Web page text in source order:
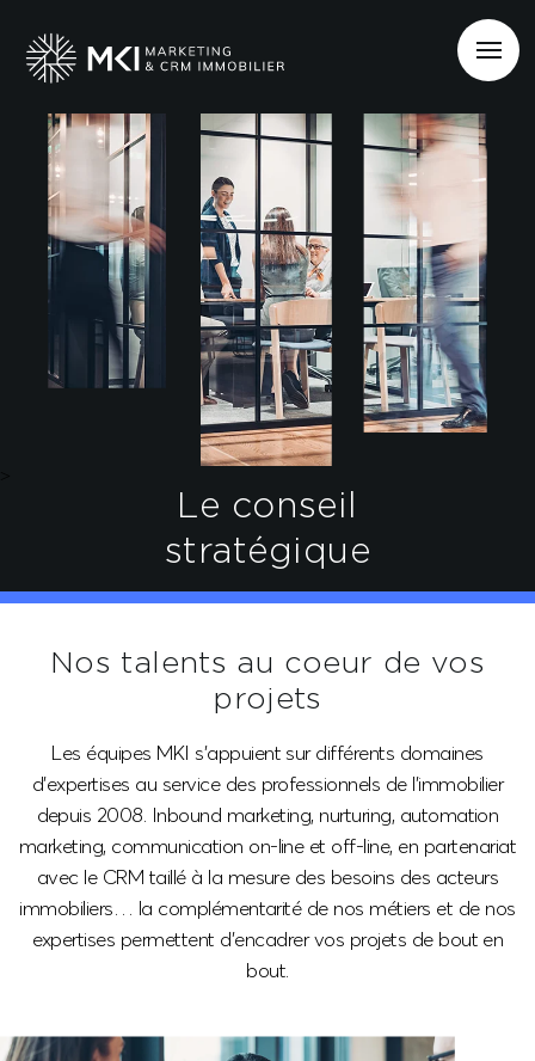
Le conseil
stratégique
Nos talents au coeur de vos
projets
Les équipes MKI s’appuient sur différents domaines
d’expertises au service des professionnels de l’immobilier
depuis 2008. Inbound marketing, nurturing, automation
marketing, communication on-line et off-line, en partenariat
avec le CRM taillé à la mesure des besoins des acteurs
immobiliers… la complémentarité de nos métiers et de nos
expertises permettent d’encadrer vos projets de bout en
bout.